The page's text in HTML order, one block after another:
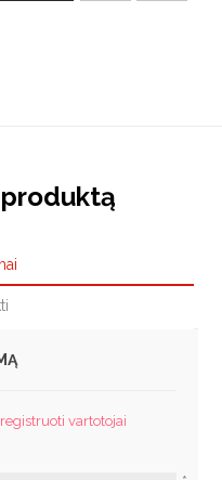
vartotojai